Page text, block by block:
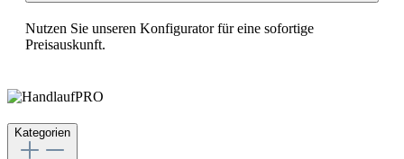
Nutzen Sie unseren Konfigurator für eine sofortige
Preisauskunft.
Kategorien